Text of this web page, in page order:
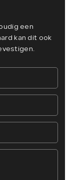
een
kan dit ook